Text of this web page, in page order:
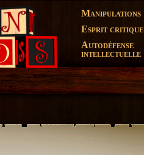
Manipulations
Esprit critique
Autodéfense
intellectuelle